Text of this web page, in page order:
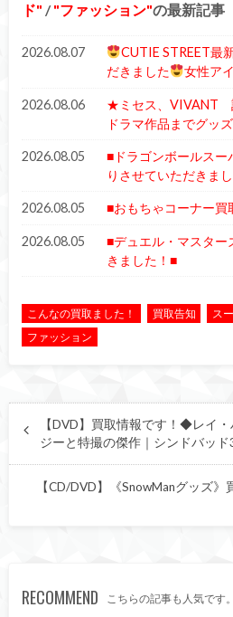
ド / ファッション の最新記事
2026.08.07
CUTIE STREET最
だきました
女性ア
2026.08.06
★ミセス、VIVANT
ドラマ作品までグッ
2026.08.05
■ドラゴンボールスー
りさせていただきま
2026.08.05 ■おもちゃコーナー買
2026.08.05
■デュエル・マスター
きました！■
こんなの買取ました！ 買取告知
ス
ファッション
【DVD】買取情報です！◆レイ
ジーと特撮の傑作｜シンドバッ
【CD/DVD】《SnowManグッズ
RECOMMEND こちらの記事も人気です。